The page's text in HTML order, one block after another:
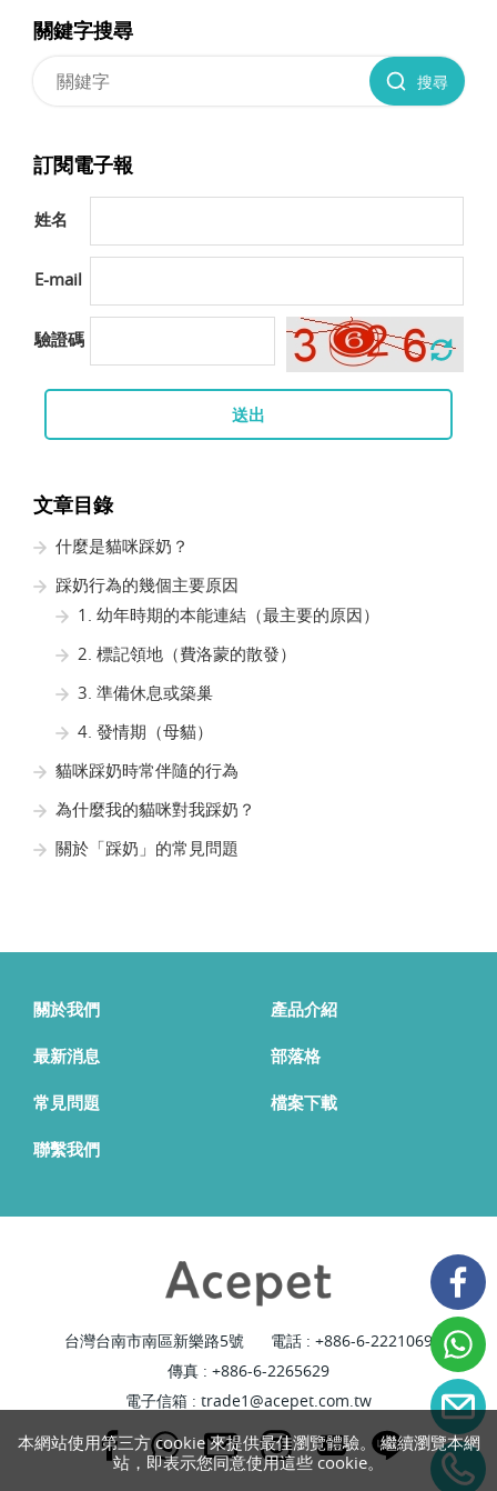
關鍵字搜尋
搜尋
訂閱電子報
姓名
E-mail
驗證碼
送出
文章目錄
什麼是貓咪踩奶？
踩奶行為的幾個主要原因
1. 幼年時期的本能連結（最主要的原因）
2. 標記領地（費洛蒙的散發）
3. 準備休息或築巢
4. 發情期（母貓）
貓咪踩奶時常伴隨的行為
為什麼我的貓咪對我踩奶？
關於「踩奶」的常見問題
關於我們 產品介紹
最新消息 部落格
常見問題 檔案下載
聯繫我們
台灣台南市南區新樂路5號 電話 : +886-6-2221069
傳真 : +886-6-2265629
電子信箱 : trade1@acepet.com.tw
本網站使用第三方 cookie 來提供最佳瀏覽體驗。 繼續瀏覽本網
站，即表示您同意使用這些 cookie。